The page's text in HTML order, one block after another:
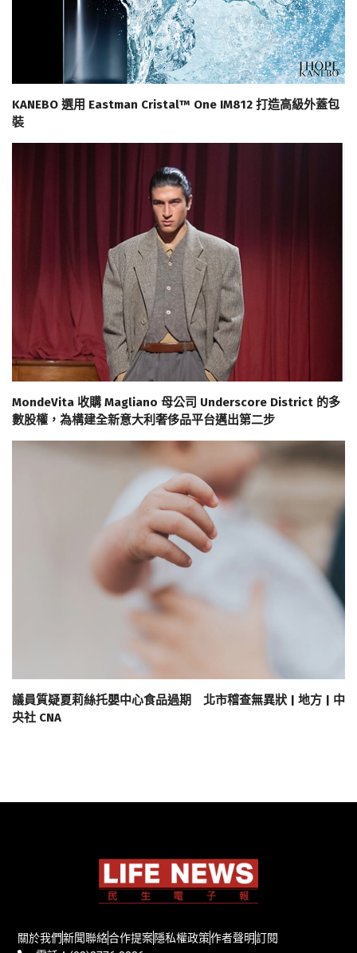
KANEBO 選用 Eastman Cristal™ One IM812 打造高級外蓋包
裝
MondeVita 收購 Magliano 母公司 Underscore District 的多
數股權，為構建全新意大利奢侈品平台邁出第二步
議員質疑夏莉絲托嬰中心食品過期 北市稽查無異狀 | 地方 | 中
央社 CNA
關於我們新聞聯絡合作提案隱私權政策作者聲明訂閱